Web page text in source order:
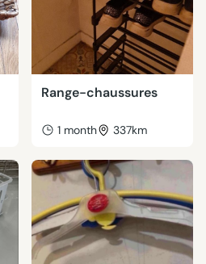
Range-chaussures
1 month 337km